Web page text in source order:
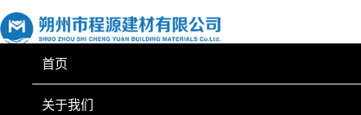
首页
关于我们